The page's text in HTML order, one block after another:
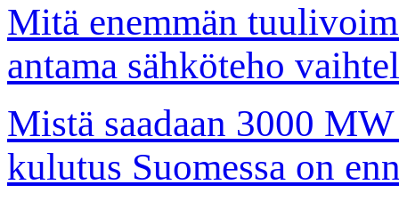
Mitä enemmän
antama sähköteho
Mistä saadaan 3000
kulutus Suomessa on